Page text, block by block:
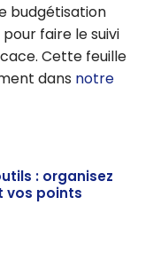
budgétisation
faire le suivi
Cette feuille
dans notre
: organisez
vos points